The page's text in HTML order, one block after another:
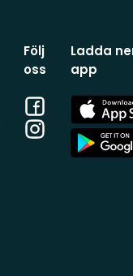
Följ
oss
Facebook
Instagram
Ladda
app
App
Store
App
Store